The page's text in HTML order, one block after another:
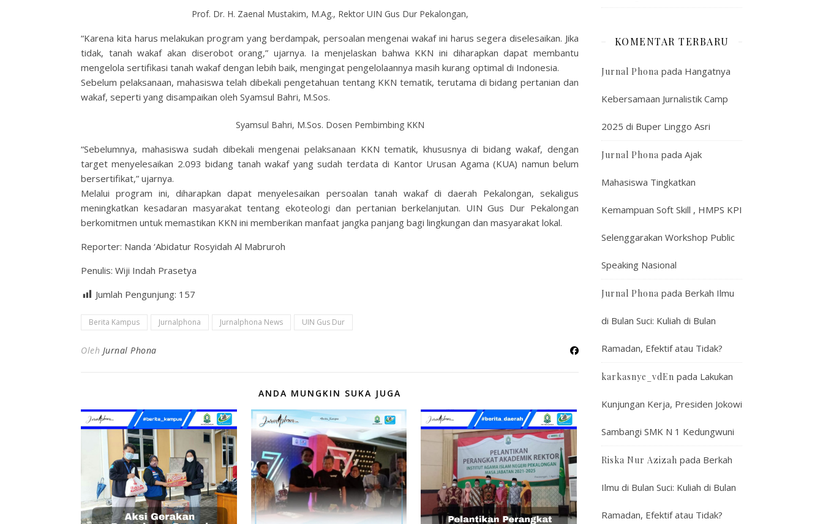
Prof. Dr. H. Zaenal Mustakim, M.Ag., Rektor UIN Gus Dur Pekalongan,
“Karena kita harus melakukan program yang berdampak, persoalan mengenai wakaf ini harus segera diselesaikan. Jika
tidak, tanah wakaf akan diserobot orang,” ujarnya. Ia menjelaskan bahwa KKN ini diharapkan dapat membantu
mengelola sertifikasi tanah wakaf dengan lebih baik, mengingat pengelolaannya masih kurang optimal di Indonesia.
Sebelum pelaksanaan, mahasiswa telah dibekali pengetahuan tentang KKN tematik, terutama di bidang pertanian dan
wakaf, seperti yang disampaikan oleh Syamsul Bahri, M.Sos.
Syamsul Bahri, M.Sos. Dosen Pembimbing KKN
“Sebelumnya, mahasiswa sudah dibekali mengenai pelaksanaan KKN tematik, khususnya di bidang wakaf, dengan
target menyelesaikan 2.093 bidang tanah wakaf yang sudah terdata di Kantor Urusan Agama (KUA) namun belum
bersertifikat,” ujarnya.
Melalui program ini, diharapkan dapat menyelesaikan persoalan tanah wakaf di daerah Pekalongan, sekaligus
meningkatkan kesadaran masyarakat tentang ekoteologi dan pertanian berkelanjutan. UIN Gus Dur Pekalongan
berkomitmen untuk memastikan KKN ini memberikan manfaat jangka panjang bagi lingkungan dan masyarakat lokal.
Reporter: Nanda ‘Abidatur Rosyidah Al Mabruroh
Penulis: Wiji Indah Prasetya
Jumlah Pengunjung: 157
Berita Kampus Jurnalphona Jurnalphona News UIN Gus Dur
Oleh Jurnal Phona
ANDA MUNGKIN SUKA JUGA
KOMENTAR TERBARU
Jurnal Phona pada Hangatnya
Kebersamaan Jurnalistik Camp
2025 di Buper Linggo Asri
Jurnal Phona pada Ajak
Mahasiswa Tingkatkan
Kemampuan Soft Skill , HMPS KPI
Selenggarakan Workshop Public
Speaking Nasional
Jurnal Phona pada Berkah Ilmu
di Bulan Suci: Kuliah di Bulan
Ramadan, Efektif atau Tidak?
karkasnye_vdEn pada Lakukan
Kunjungan Kerja, Presiden Jokowi
Sambangi SMK N 1 Kedungwuni
Riska Nur Azizah pada Berkah
Ilmu di Bulan Suci: Kuliah di Bulan
Ramadan, Efektif atau Tidak?